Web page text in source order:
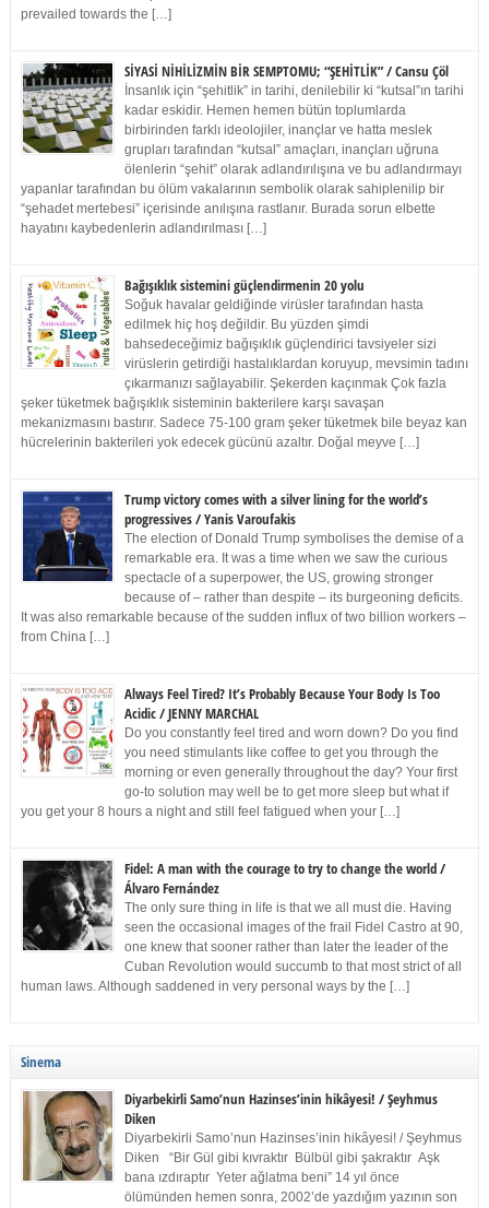
prevailed towards the […]
SİYASİ NİHİLİZMİN BİR SEMPTOMU; “ŞEHİTLİK” / Cansu Çöl
İnsanlık için “şehitlik” in tarihi, denilebilir ki “kutsal”ın tarihi
kadar eskidir. Hemen hemen bütün toplumlarda
birbirinden farklı ideolojiler, inançlar ve hatta meslek
grupları tarafından “kutsal” amaçları, inançları uğruna
ölenlerin “şehit” olarak adlandırılışına ve bu adlandırmayı
yapanlar tarafından bu ölüm vakalarının sembolik olarak sahiplenilip bir
“şehadet mertebesi” içerisinde anılışına rastlanır. Burada sorun elbette
hayatını kaybedenlerin adlandırılması […]
Bağışıklık sistemini güçlendirmenin 20 yolu
Soğuk havalar geldiğinde virüsler tarafından hasta
edilmek hiç hoş değildir. Bu yüzden şimdi
bahsedeceğimiz bağışıklık güçlendirici tavsiyeler sizi
virüslerin getirdiği hastalıklardan koruyup, mevsimin tadını
çıkarmanızı sağlayabilir. Şekerden kaçınmak Çok fazla
şeker tüketmek bağışıklık sisteminin bakterilere karşı savaşan
mekanizmasını bastırır. Sadece 75-100 gram şeker tüketmek bile beyaz kan
hücrelerinin bakterileri yok edecek gücünü azaltır. Doğal meyve […]
Trump victory comes with a silver lining for the world’s
progressives / Yanis Varoufakis
The election of Donald Trump symbolises the demise of a
remarkable era. It was a time when we saw the curious
spectacle of a superpower, the US, growing stronger
because of – rather than despite – its burgeoning deficits.
It was also remarkable because of the sudden influx of two billion workers –
from China […]
Always Feel Tired? It’s Probably Because Your Body Is Too
Acidic / JENNY MARCHAL
Do you constantly feel tired and worn down? Do you find
you need stimulants like coffee to get you through the
morning or even generally throughout the day? Your first
go-to solution may well be to get more sleep but what if
you get your 8 hours a night and still feel fatigued when your […]
Fidel: A man with the courage to try to change the world /
Álvaro Fernández
The only sure thing in life is that we all must die. Having
seen the occasional images of the frail Fidel Castro at 90,
one knew that sooner rather than later the leader of the
Cuban Revolution would succumb to that most strict of all
human laws. Although saddened in very personal ways by the […]
Sinema
Diyarbekirli Samo’nun Hazinses’inin hikâyesi! / Şeyhmus
Diken
Diyarbekirli Samo’nun Hazinses’inin hikâyesi! / Şeyhmus
Diken “Bir Gül gibi kıvraktır Bülbül gibi şakraktır Aşk
bana ızdıraptır Yeter ağlatma beni” 14 yıl önce
ölümünden hemen sonra, 2002’de yazdığım yazının son